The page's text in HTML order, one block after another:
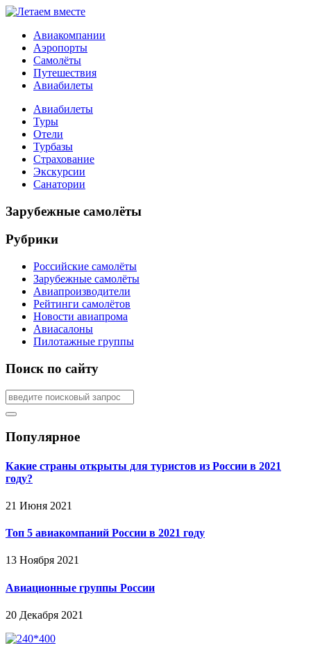
Авиакомпании
Аэропорты
Самолёты
Путешествия
Авиабилеты
Авиабилеты
Туры
Отели
Турбазы
Страхование
Экскурсии
Санатории
Зарубежные самолёты
Рубрики
Российские самолёты
Зарубежные самолёты
Авиапроизводители
Рейтинги самолётов
Новости авиапрома
Авиасалоны
Пилотажные группы
Поиск по сайту
Популярное
Какие страны открыты для туристов из России в 2021
году?
21 Июня 2021
Топ 5 авиакомпаний России в 2021 году
13 Ноября 2021
Авиационные группы России
20 Декабря 2021